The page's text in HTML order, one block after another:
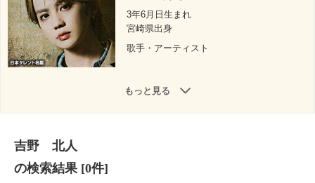
3年6月日生まれ
宮崎県出身
歌手・アーティスト
もっと見る
吉野 北人
の検索結果[0件]